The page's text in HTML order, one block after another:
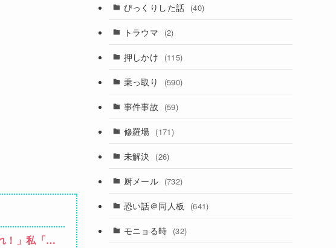
！」私「い
びっくりした話 (40)
トラウマ (2)
押しかけ (115)
乗っ取り (590)
事件事故 (59)
修羅場 (171)
未解決 (26)
厨メール (732)
恐い話＠同人板 (641)
モニョる時 (32)